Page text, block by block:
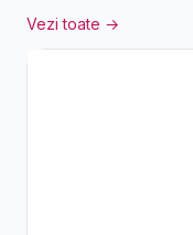
Vezi toate →